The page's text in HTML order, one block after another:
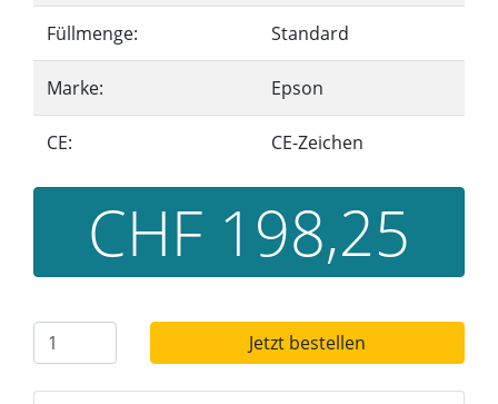
Füllmenge: Standard
Marke: Epson
CE: CE-Zeichen
CHF 198,25
Jetzt bestellen